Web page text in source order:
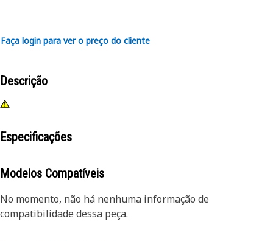
Faça login para ver o preço do cliente
Descrição
Especificações
Modelos Compatíveis
No momento, não há nenhuma informação de
compatibilidade dessa peça.